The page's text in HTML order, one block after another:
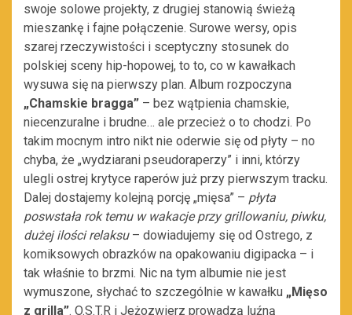
swoje solowe projekty, z drugiej stanowią świeżą
mieszankę i fajne połączenie. Surowe wersy, opis
szarej rzeczywistości i sceptyczny stosunek do
polskiej sceny hip-hopowej, to to, co w kawałkach
wysuwa się na pierwszy plan. Album rozpoczyna
„Chamskie bragga” – bez wątpienia chamskie,
niecenzuralne i brudne… ale przecież o to chodzi. Po
takim mocnym intro nikt nie oderwie się od płyty – no
chyba, że „wydziarani pseudoraperzy” i inni, którzy
ulegli ostrej krytyce raperów już przy pierwszym tracku.
Dalej dostajemy kolejną porcję „mięsa” – płyta
poswstała rok temu w wakacje przy grillowaniu, piwku,
dużej ilości relaksu– dowiadujemy się od Ostrego, z
komiksowych obrazków na opakowaniu digipacka – i
tak właśnie to brzmi. Nic na tym albumie nie jest
wymuszone, słychać to szczególnie w kawałku „Mięso
z grilla”. O.S.T.R i Jeżozwierz prowadzą luźną